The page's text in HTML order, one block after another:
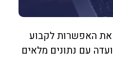
את האפשרות לקבוע
עם נתונים מלאים